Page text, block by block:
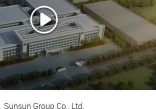
Sunsun Group Co., Ltd.